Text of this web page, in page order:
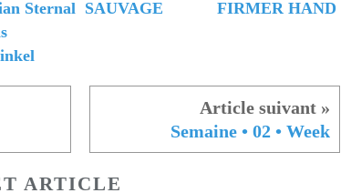
Sternal SAUVAGE
FIRMER HAND
Semaine • 02 • Week
ARTICLE